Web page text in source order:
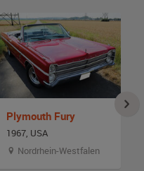
Plymouth Fury
1967, USA
Nordrhein-Westfalen